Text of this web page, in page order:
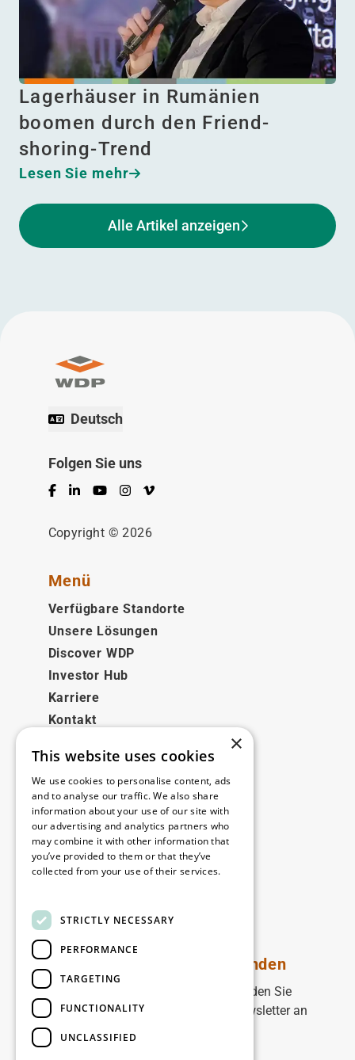
Lagerhäuser in Rumänien
boomen durch den Friend-
shoring-Trend
Lesen Sie mehr
Alle Artikel anzeigen
Deutsch
Folgen Sie uns
Facebook
LinkedInYouTubeInstagram
Vimeo
Copyright © 2026
Menü
Verfügbare Standorte
Unsere Lösungen
Discover WDP
Investor Hub
Karriere
Kontakt
Rechtliches
Disclaimer
Privacy policy
Cookie policy
Kontakt
Bleiben Sie auf dem Laufenden
Bleiben Sie auf dem Laufenden: Melden Sie
sich für unseren WDP Marketing-Newsletter an
×
This website uses cookies
We use cookies to personalise content, ads
and to analyse our traffic. We also share
information about your use of our site with
our advertising and analytics partners who
may combine it with other information that
you’ve provided to them or that they’ve
collected from your use of their services.
STRICTLY NECESSARY
PERFORMANCE
TARGETING
FUNCTIONALITY
UNCLASSIFIED